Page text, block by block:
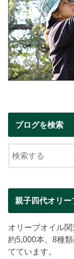
ブログを検索
親子四代オリー
オリーブオイル
約5,000本、8種
てています。